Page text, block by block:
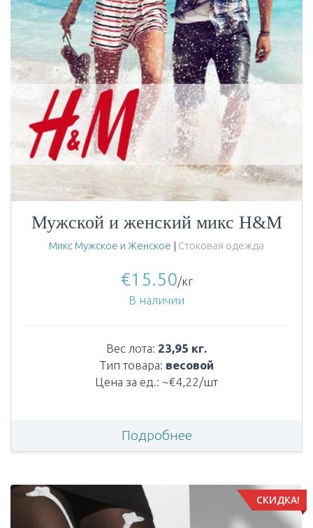
Мужской и женский микс H&M
Микс Мужское и Женское | Стоковая одежда
€15.50/кг
В наличии
Вес лота: 23,95 кг.
Тип товара: весовой
Цена за ед.: ~€4,22/шт
Подробнее
СКИДКА!